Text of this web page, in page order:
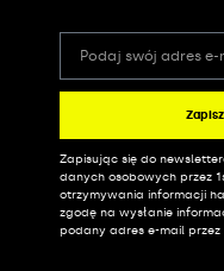
Alternative:
Zapisując się do
danych osobowych przez
otrzymywania informacji
zgodę na wysłanie
podany adres e-mail przez